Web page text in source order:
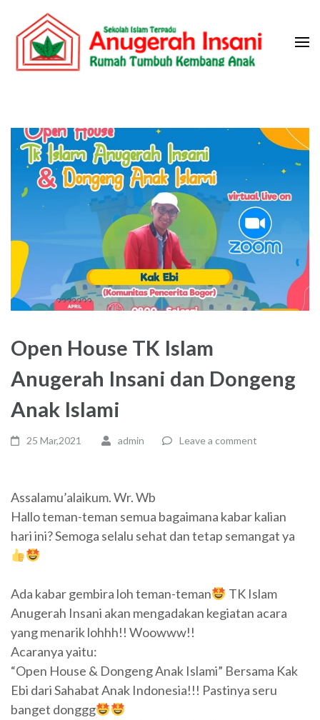
content
(Press
Open House TK Islam
Anugerah Insani dan Dongeng
Anak Islami
25 Mar,2021 admin Leave a comment
Assalamu’alaikum. Wr. Wb
Hallo teman-teman semua bagaimana kabar kalian
hari ini? Semoga selalu sehat dan tetap semangat ya
Ada kabar gembira loh teman-teman
TK Islam
Anugerah Insani akan mengadakan kegiatan acara
yang menarik lohhh!! Woowww!!
Acaranya yaitu:
“Open House & Dongeng Anak Islami” Bersama Kak
Ebi dari Sahabat Anak Indonesia!!! Pastinya seru
banget donggg